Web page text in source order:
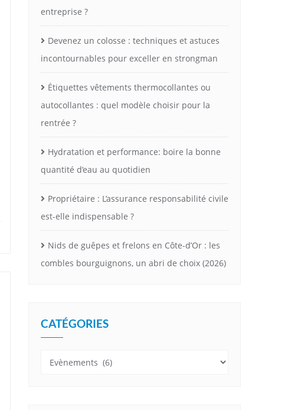
entreprise ?
Devenez un colosse : techniques et astuces
incontournables pour exceller en strongman
Étiquettes vêtements thermocollantes ou
autocollantes : quel modèle choisir pour la
rentrée ?
Hydratation et performance: boire la bonne
quantité d’eau au quotidien
Propriétaire : L’assurance responsabilité civile
est-elle indispensable ?
Nids de guêpes et frelons en Côte-d’Or : les
combles bourguignons, un abri de choix (2026)
CATÉGORIES
Catégories